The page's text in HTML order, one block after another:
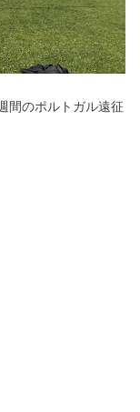
間のポルトガル遠征